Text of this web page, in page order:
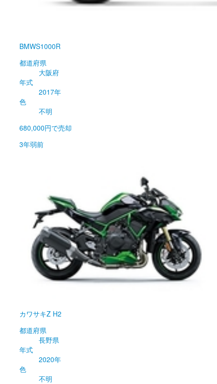
BMWS1000R
都道府県
大阪府
年式
2017年
色
不明
680,000円で売却
3年弱前
カワサキZ H2
都道府県
長野県
年式
2020年
色
不明